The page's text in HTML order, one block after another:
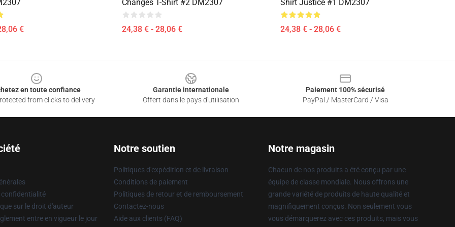
€
Changes T-Shirt #2 DM2307
24,38 € - 28,06 €
Shirt Justice #1 DM2307
24,38 € - 28,06 €
en toute confiance
from clicks to delivery
Garantie internationale
Offert dans le pays d'utilisation
Paiement 100% sécurisé
PayPal / MasterCard / Visa
confidentialité
sur le droit d'auteur
entre en vigueur le jour
Notre soutien
Politiques d'expédition et de livraison
Conditions de paiement
Politiques de retour et de remboursement
Contactez-nous
Aide aux clients (FAQ)
Notre magasin
Chacun de nos produits a été conçu par une
équipe de classe mondiale. Nous offrons une
grande variété de produits de haute qualité et
magnifiquement conçus. Non seulement vous
vous démarquerez avec ces produits, mais vous